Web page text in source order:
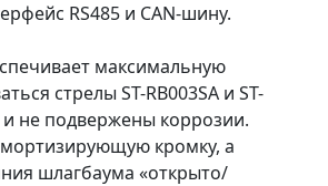
RS485 и CAN-шину.
максимальную
стрелы ST-RB003SA и ST-
не подвержены коррозии.
кромку, а
шлагбаума «открыто/